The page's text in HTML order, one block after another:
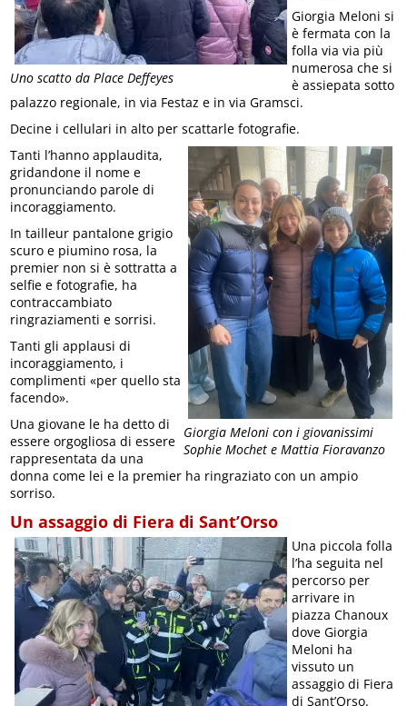
Uno scatto da Place Deffeyes
Giorgia Meloni si
è fermata con la
folla via via più
numerosa che si
è assiepata sotto
palazzo regionale, in via Festaz e in via Gramsci.
Decine i cellulari in alto per scattarle fotografie.
Giorgia Meloni con i giovanissimi
Sophie Mochet e Mattia Fioravanzo
Tanti l’hanno applaudita,
gridandone il nome e
pronunciando parole di
incoraggiamento.
In tailleur pantalone grigio
scuro e piumino rosa, la
premier non si è sottratta a
selfie e fotografie, ha
contraccambiato
ringraziamenti e sorrisi.
Tanti gli applausi di
incoraggiamento, i
complimenti «per quello sta
facendo».
Una giovane le ha detto di
essere orgogliosa di essere
rappresentata da una
donna come lei e la premier ha ringraziato con un ampio
sorriso.
Un assaggio di Fiera di Sant’Orso
Una piccola folla
l’ha seguita nel
percorso per
arrivare in
piazza Chanoux
dove Giorgia
Meloni ha
vissuto un
assaggio di Fiera
di Sant’Orso.